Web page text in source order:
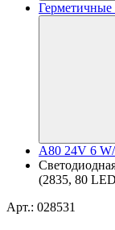
Герметичные
A80 24V 6
(2835, 80
Арт.: 028531